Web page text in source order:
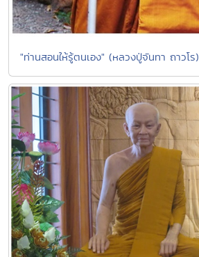
"ท่านสอนให้รู้ตนเอง" (หลวงปู่จันทา ถาวโร)